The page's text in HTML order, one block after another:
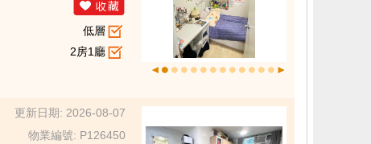
低層
2房1廳
更新日期: 2026-08-07
物業編號: P126450